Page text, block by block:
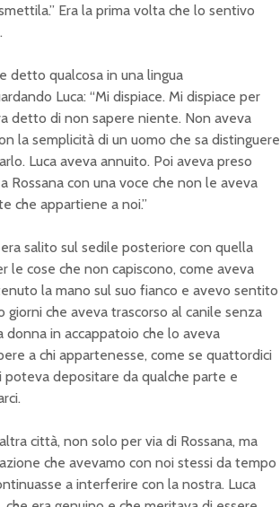
Era la prima volta che lo sentivo
detto qualcosa in una lingua
Luca: “Mi dispiace. Mi dispiace per
detto di non sapere niente. Non aveva
la semplicità di un uomo che sa distinguere
Luca aveva annuito. Poi aveva preso
Rossana con una voce che non le aveva
che appartiene a noi.”
era salito sul sedile posteriore con quella
le cose che non capiscono, come aveva
la mano sul suo fianco e avevo sentito
giorni che aveva trascorso al canile senza
donna in accappatoio che lo aveva
a chi appartenesse, come se quattordici
poteva depositare da qualche parte e
città, non solo per via di Rossana, ma
che avevamo con noi stessi da tempo
a interferire con la nostra. Luca